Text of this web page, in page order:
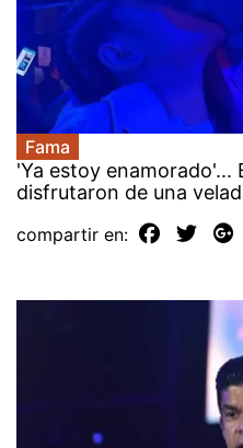
Fama
'Ya estoy enamorado'...
disfrutaron de una
compartir en: